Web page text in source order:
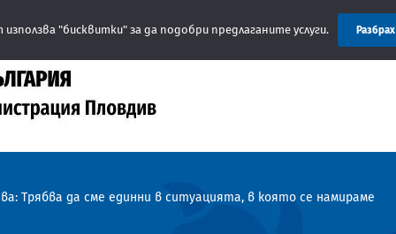
Трябва да сме единни в ситуацията, в която се намираме
използва "бисквитки" за да подобри предлаганите услуги. Разбрах